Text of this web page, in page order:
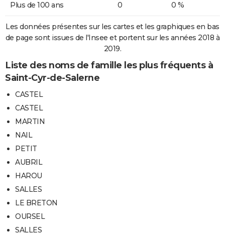
Plus de 100 ans 0 0 %
Les données présentes sur les cartes et les graphiques en bas
de page sont issues de l'Insee et portent sur les années 2018 à
2019.
Liste des noms de famille les plus fréquents à
Saint-Cyr-de-Salerne
CASTEL
CASTEL
MARTIN
NAIL
PETIT
AUBRIL
HAROU
SALLES
LE BRETON
OURSEL
SALLES